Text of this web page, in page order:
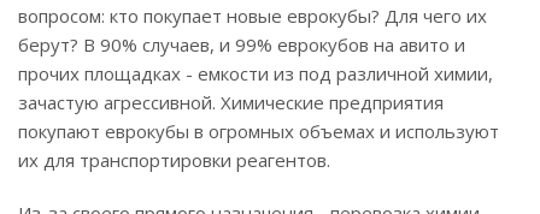
вопросом: кто покупает новые еврокубы? Для чего их
берут? В 90% случаев, и 99% еврокубов на авито и
прочих площадках - емкости из под различной химии,
зачастую агрессивной. Химические предприятия
покупают еврокубы в огромных объемах и используют
их для транспортировки реагентов.